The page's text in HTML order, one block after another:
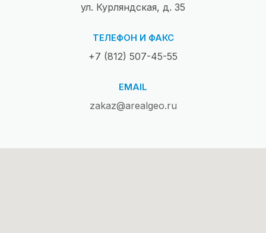
ул. Курляндская, д. 35
ТЕЛЕФОН И ФАКС
+7 (812) 507-45-55
EMAIL
zakaz@arealgeo.ru